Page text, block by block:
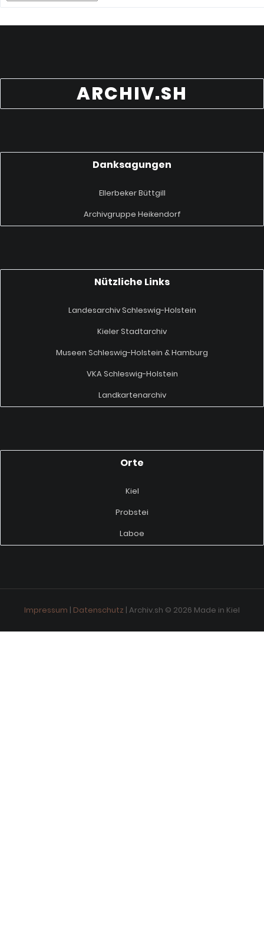
ARCHIV.SH
Danksagungen
Ellerbeker Büttgill
Archivgruppe Heikendorf
Nützliche Links
Landesarchiv Schleswig-Holstein
Kieler Stadtarchiv
Museen Schleswig-Holstein & Hamburg
VKA Schleswig-Holstein
Landkartenarchiv
Orte
Kiel
Probstei
Laboe
Impressum | Datenschutz | Archiv.sh © 2026 Made in Kiel